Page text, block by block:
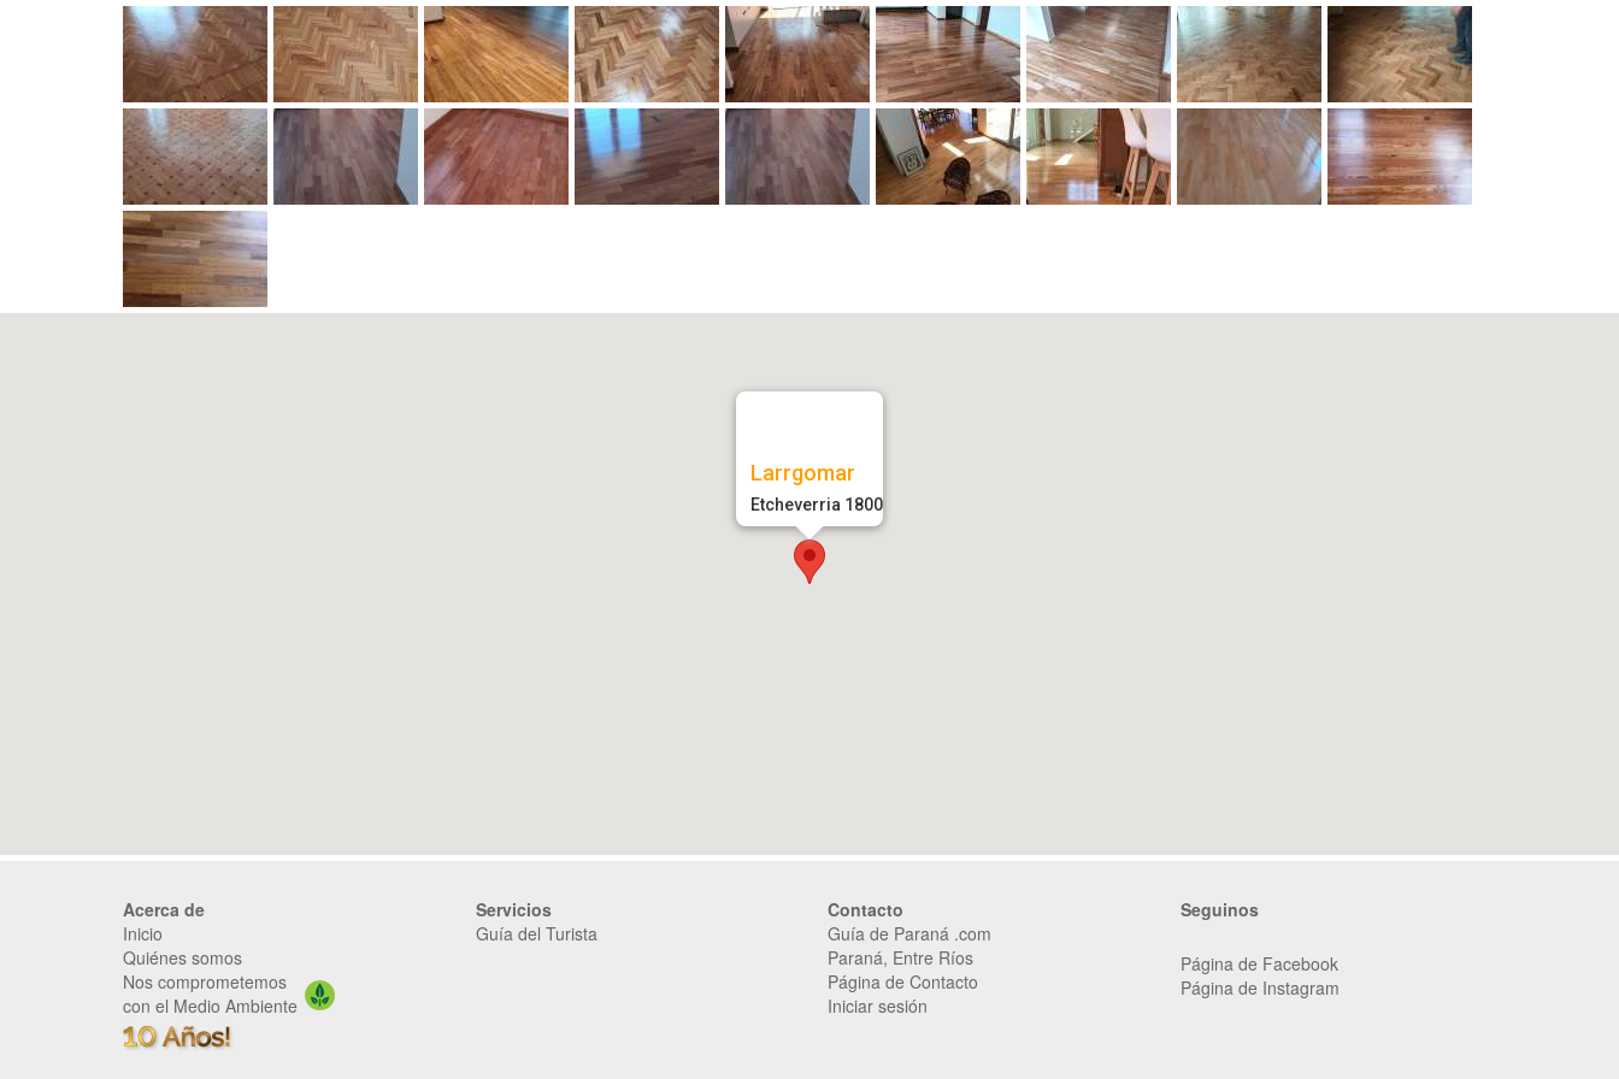
Larrgomar
Etcheverria 1800
Acerca de
Inicio
Quiénes somos
Nos comprometemos
con el Medio Ambiente
Servicios
Guía del Turista
Contacto
Guía de Paraná .com
Paraná, Entre Ríos
Página de Contacto
Iniciar sesión
Seguinos
Página de Facebook
Página de Instagram